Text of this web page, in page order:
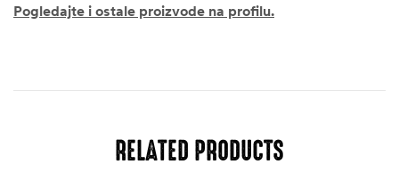
Pogledajte i ostale proizvode na profilu.
RELATED PRODUCTS